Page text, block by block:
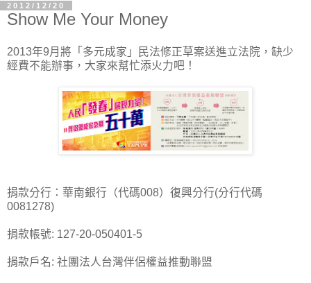
2012/12/20
Show Me Your Money
2013年9月將「多元成家」民法修正草案送進立法院，缺少
經費不能辦事，大家來幫忙添火力吧！
捐款分行：華南銀行（代碼008）復興分行(分行代碼
0081278)
捐款帳號: 127-20-050401-5
捐款戶名: 社團法人台灣伴侶權益推動聯盟